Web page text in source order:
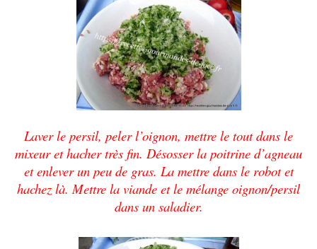
Laver le persil, peler l’oignon, mettre le tout dans le
mixeur et hacher très fin. Désosser la poitrine d’agneau
et enlever un peu de gras. La mettre dans le robot et
hachez là. Mettre la viande et le mélange oignon/persil
dans un saladier.